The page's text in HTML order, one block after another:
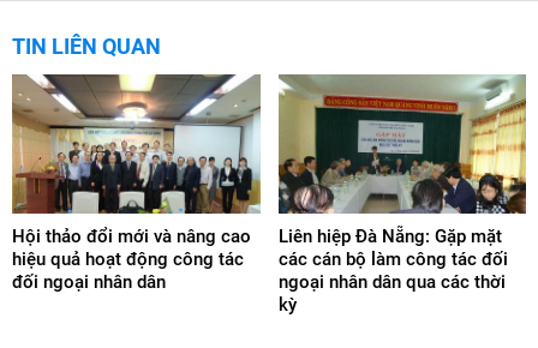
TIN LIÊN QUAN
Hội thảo đổi mới và nâng cao
hiệu quả hoạt động công tác
đối ngoại nhân dân
Liên hiệp Đà Nẵng: Gặp mặt
các cán bộ làm công tác đối
ngoại nhân dân qua các thời
kỳ